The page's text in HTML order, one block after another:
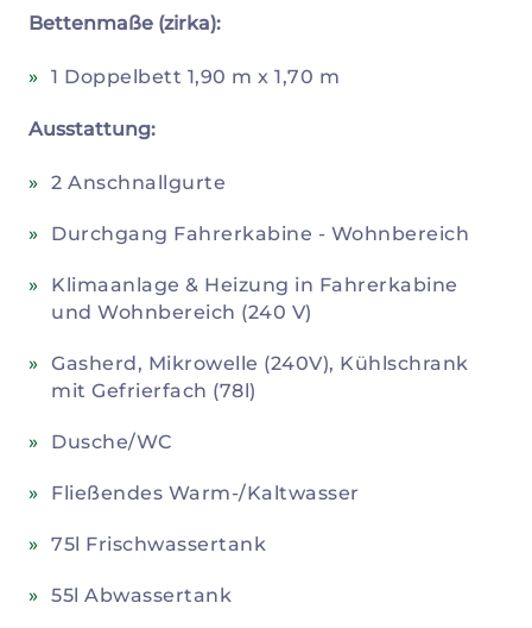
Bettenmaße (zirka):
1 Doppelbett 1,90 m x 1,70 m
Ausstattung:
2 Anschnallgurte
Durchgang Fahrerkabine - Wohnbereich
Klimaanlage & Heizung in Fahrerkabine
und Wohnbereich (240 V)
Gasherd, Mikrowelle (240V), Kühlschrank
mit Gefrierfach (78l)
Dusche/WC
Fließendes Warm-/Kaltwasser
75l Frischwassertank
55l Abwassertank